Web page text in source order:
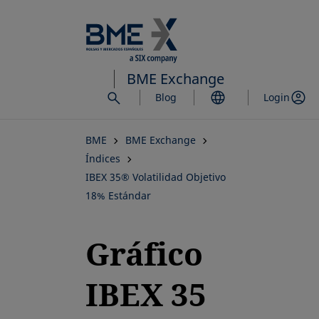
al
contenido
principal
BME Exchange
Blog Login
BME
BME Exchange
Índices
IBEX 35® Volatilidad Objetivo
18% Estándar
Gráfico
IBEX 35